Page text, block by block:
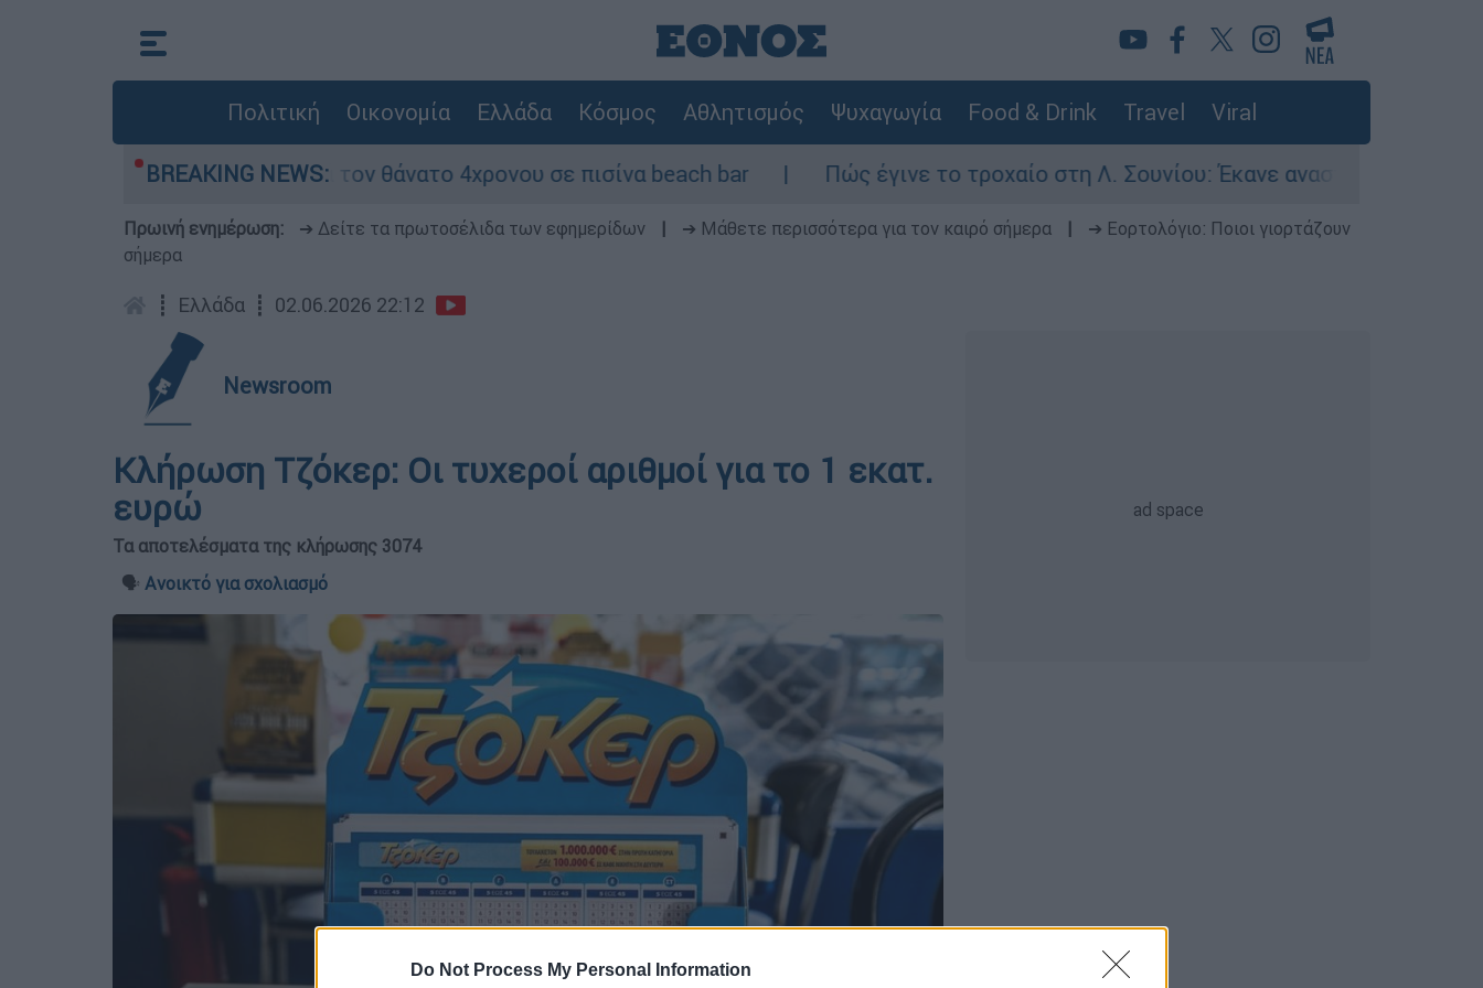
Do Not Process My Personal Information
Πολιτική Οικονομία Ελλάδα Κόσμος Αθλητισμός Ψυχαγωγία Food & Drink Travel Viral
BREAKING NEWS:
μέτρα ασφαλείας μετά τον θάνατο 4χρονου σε πισίνα beach bar Πώς έγινε το τροχαίο στη Λ. Σουνίου: Έκανε αναστροφή ο οδηγός -
Πρωινή ενημέρωση: ➔ Δείτε τα πρωτοσέλιδα των εφημερίδων ➔ Μάθετε περισσότερα για τον καιρό σήμερα
➔ Εορτολόγιο: Ποιοι γιορτάζουν
σήμερα
┋ Ελλάδα ┋ 02.06.2026 22:12
Newsroom
Κλήρωση Τζόκερ: Οι τυχεροί αριθμοί για το 1 εκατ.
ευρώ
Τα αποτελέσματα της κλήρωσης 3074
🗣️ Ανοικτό για σχολιασμό